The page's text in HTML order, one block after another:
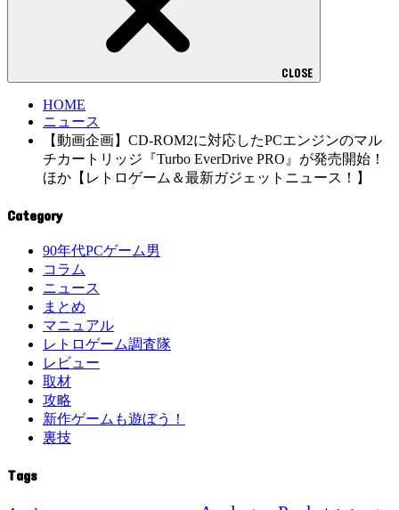
CLOSE
HOME
ニュース
【動画企画】CD-ROM2に対応したPCエンジンのマル
チカートリッジ『Turbo EverDrive PRO』が発売開始！
ほか【レトロゲーム＆最新ガジェットニュース！】
Category
90年代PCゲーム男
コラム
ニュース
まとめ
マニュアル
レトロゲーム調査隊
レビュー
取材
攻略
新作ゲームも遊ぼう！
裏技
Tags